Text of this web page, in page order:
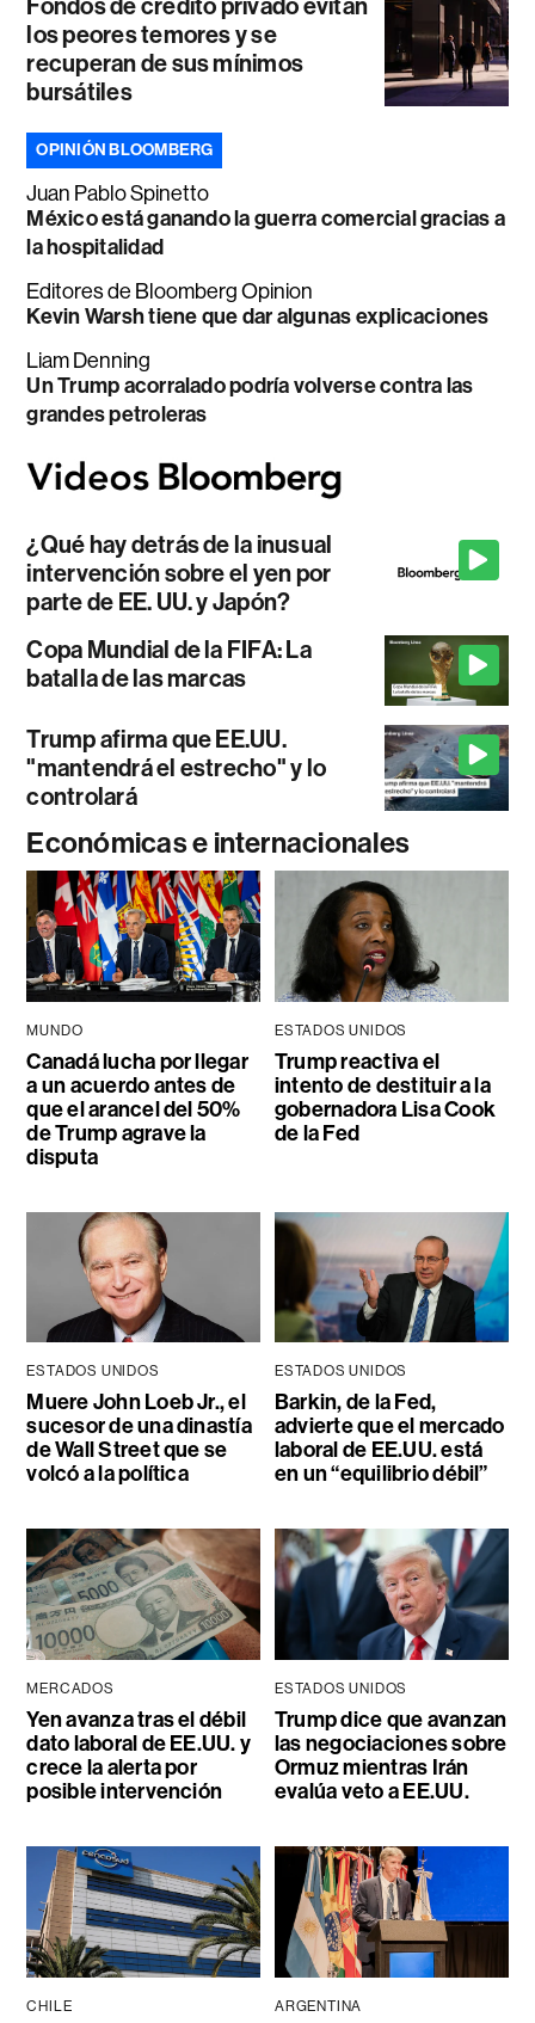
Fondos de crédito privado evitan
los peores temores y se
recuperan de sus mínimos
bursátiles
OPINIÓN BLOOMBERG
Juan Pablo Spinetto
México está ganando la guerra comercial gracias a
la hospitalidad
Editores de Bloomberg Opinion
Kevin Warsh tiene que dar algunas explicaciones
Liam Denning
Un Trump acorralado podría volverse contra las
grandes petroleras
¿Qué hay detrás de la inusual
intervención sobre el yen por
parte de EE. UU. y Japón?
Copa Mundial de la FIFA: La
batalla de las marcas
Trump afirma que EE.UU.
"mantendrá el estrecho" y lo
controlará
Económicas e internacionales
MUNDO
Canadá lucha por llegar
a un acuerdo antes de
que el arancel del 50%
de Trump agrave la
disputa
ESTADOS UNIDOS
Trump reactiva el
intento de destituir a la
gobernadora Lisa Cook
de la Fed
ESTADOS UNIDOS
Muere John Loeb Jr., el
sucesor de una dinastía
de Wall Street que se
volcó a la política
ESTADOS UNIDOS
Barkin, de la Fed,
advierte que el mercado
laboral de EE.UU. está
en un “equilibrio débil”
MERCADOS
Yen avanza tras el débil
dato laboral de EE.UU. y
crece la alerta por
posible intervención
ESTADOS UNIDOS
Trump dice que avanzan
las negociaciones sobre
Ormuz mientras Irán
evalúa veto a EE.UU.
CHILE ARGENTINA